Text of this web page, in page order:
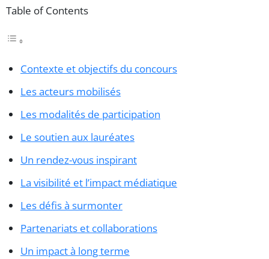
Table of Contents
Contexte et objectifs du concours
Les acteurs mobilisés
Les modalités de participation
Le soutien aux lauréates
Un rendez-vous inspirant
La visibilité et l’impact médiatique
Les défis à surmonter
Partenariats et collaborations
Un impact à long terme